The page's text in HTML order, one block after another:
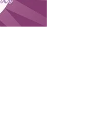
Facebook anzeigen
auf Twitter anzeigen
auf Instagram anzeigen
auf Pinterest anzeigen